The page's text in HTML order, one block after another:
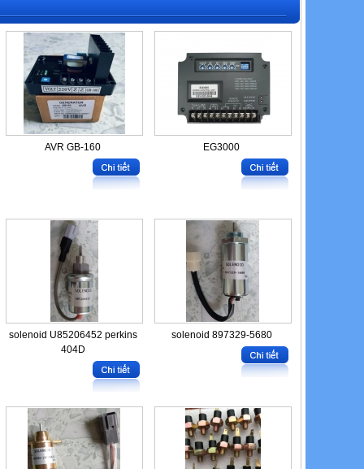
AVR GB-160 EG3000
solenoid U85206452 perkins
404D
solenoid 897329-5680